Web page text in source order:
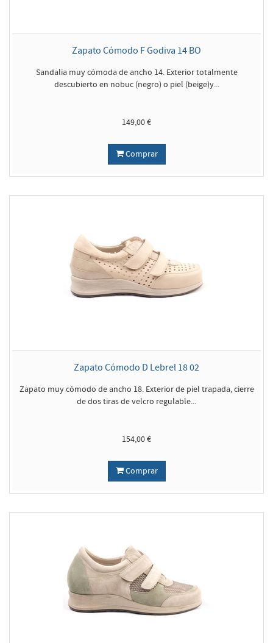
Zapato Cómodo F Godiva 14 BO
Sandalia muy cómoda de ancho 14. Exterior totalmente
descubierto en nobuc (negro) o piel (beige)y...
149,00 €
Comprar
Zapato Cómodo D Lebrel 18 02
Zapato muy cómodo de ancho 18. Exterior de piel trapada, cierre
de dos tiras de velcro regulable...
154,00 €
Comprar